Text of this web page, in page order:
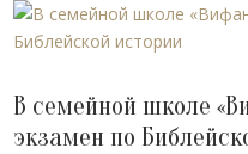
В семейной школе
экзамен по